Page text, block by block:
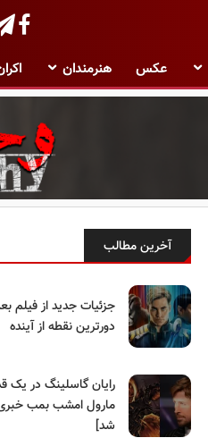
عکس هنرمندان
آخرین مطالب
جزئیات جدید از فیلم
دورترین نقطه از آینده
رایان گاسلینگ در
مارول امشب بمب خبری
شد]